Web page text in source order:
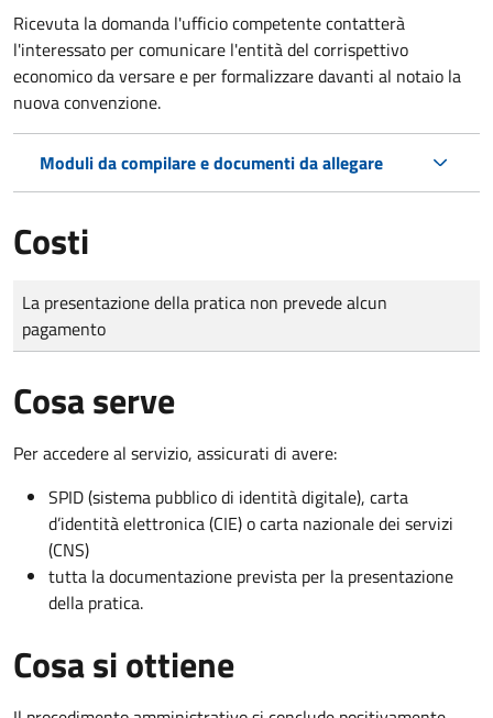
Ricevuta la domanda l'ufficio competente contatterà
l'interessato per comunicare l'entità del corrispettivo
economico da versare e per formalizzare davanti al notaio la
nuova convenzione.
Moduli da compilare e documenti da allegare
Costi
Tipo di pagamento
Importo
La presentazione della pratica non prevede alcun
pagamento
Cosa serve
Per accedere al servizio, assicurati di avere:
SPID (sistema pubblico di identità digitale), carta
d’identità elettronica (CIE) o carta nazionale dei servizi
(CNS)
tutta la documentazione prevista per la presentazione
della pratica.
Cosa si ottiene